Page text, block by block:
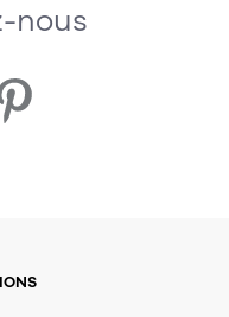
nous